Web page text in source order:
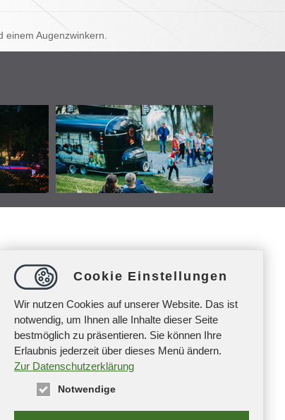
Augenzwinkern.
Cookie Einstellungen
Wir nutzen Cookies auf unserer Website. Das ist
notwendig, um Ihnen alle Inhalte dieser Seite
bestmöglich zu präsentieren. Sie können Ihre
Erlaubnis jederzeit über dieses Menü ändern.
Zur Datenschutzerklärung
Notwendige